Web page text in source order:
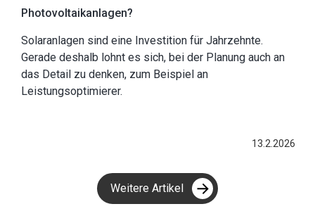
Photovoltaikanlagen?
Solaranlagen sind eine Investition für Jahrzehnte.
Gerade deshalb lohnt es sich, bei der Planung auch an
das Detail zu denken, zum Beispiel an
Leistungsoptimierer.
13.2.2026
Weitere Artikel